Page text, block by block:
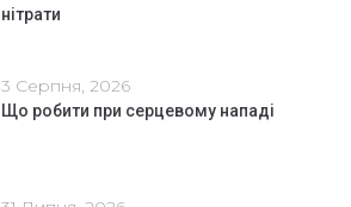
нітрати
3 Серпня, 2026
Що робити при серцевому нападі